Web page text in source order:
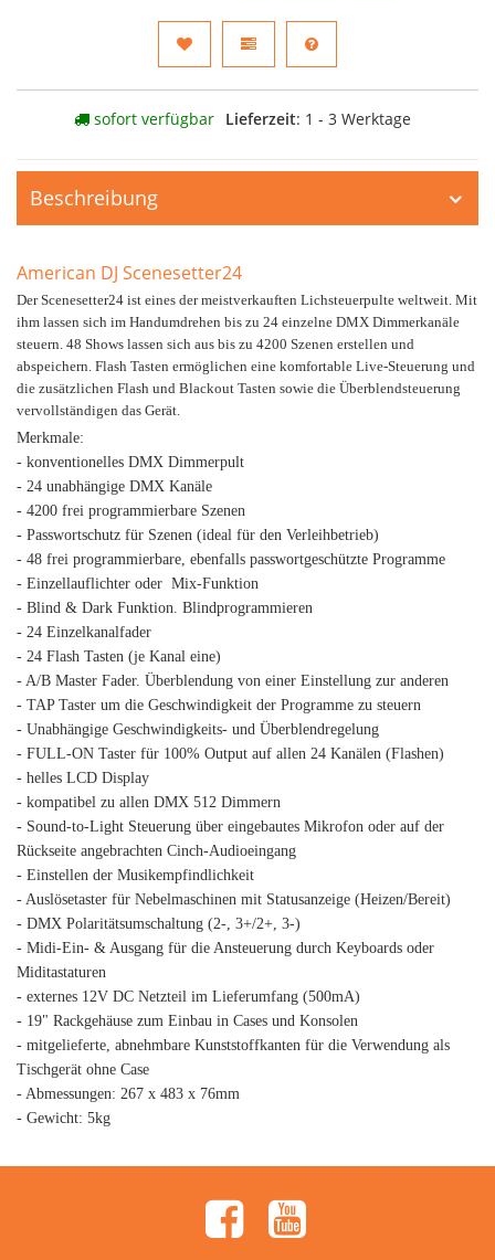
sofort verfügbar Lieferzeit: 1 - 3 Werktage
Beschreibung
American DJ Scenesetter24
Der Scenesetter24 ist eines der meistverkauften Lichsteuerpulte weltweit. Mit
ihm lassen sich im Handumdrehen bis zu 24 einzelne DMX Dimmerkanäle
steuern. 48 Shows lassen sich aus bis zu 4200 Szenen erstellen und
abspeichern. Flash Tasten ermöglichen eine komfortable Live-Steuerung und
die zusätzlichen Flash und Blackout Tasten sowie die Überblendsteuerung
vervollständigen das Gerät.
Merkmale:
- konventionelles DMX Dimmerpult
- 24 unabhängige DMX Kanäle
- 4200 frei programmierbare Szenen
- Passwortschutz für Szenen (ideal für den Verleihbetrieb)
- 48 frei programmierbare, ebenfalls passwortgeschützte Programme
- Einzellauflichter oder Mix-Funktion
- Blind & Dark Funktion. Blindprogrammieren
- 24 Einzelkanalfader
- 24 Flash Tasten (je Kanal eine)
- A/B Master Fader. Überblendung von einer Einstellung zur anderen
- TAP Taster um die Geschwindigkeit der Programme zu steuern
- Unabhängige Geschwindigkeits- und Überblendregelung
- FULL-ON Taster für 100% Output auf allen 24 Kanälen (Flashen)
- helles LCD Display
- kompatibel zu allen DMX 512 Dimmern
- Sound-to-Light Steuerung über eingebautes Mikrofon oder auf der
Rückseite angebrachten Cinch-Audioeingang
- Einstellen der Musikempfindlichkeit
- Auslösetaster für Nebelmaschinen mit Statusanzeige (Heizen/Bereit)
- DMX Polaritätsumschaltung (2-, 3+/2+, 3-)
- Midi-Ein- & Ausgang für die Ansteuerung durch Keyboards oder
Miditastaturen
- externes 12V DC Netzteil im Lieferumfang (500mA)
- 19" Rackgehäuse zum Einbau in Cases und Konsolen
- mitgelieferte, abnehmbare Kunststoffkanten für die Verwendung als
Tischgerät ohne Case
- Abmessungen: 267 x 483 x 76mm
- Gewicht: 5kg